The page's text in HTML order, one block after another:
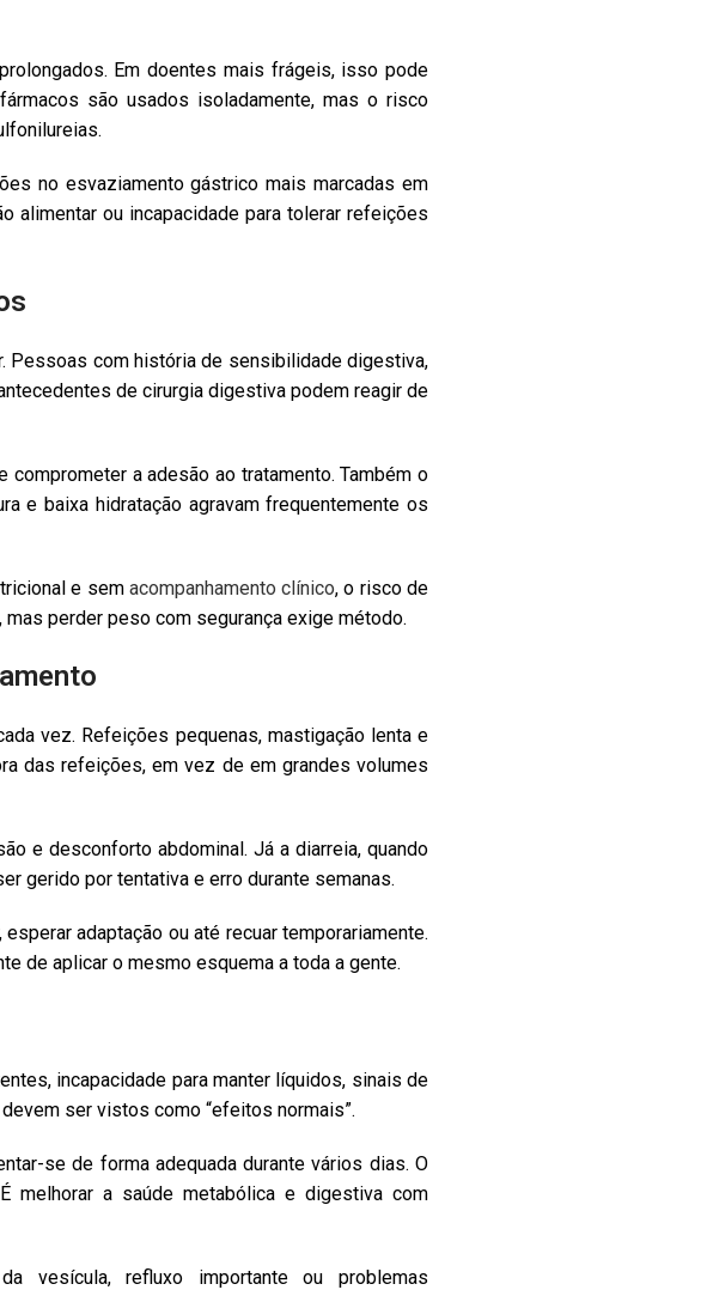
Em doentes mais frágeis, isso pode
são usados isoladamente, mas o risco
no esvaziamento gástrico mais marcadas em
alimentar ou incapacidade para tolerar refeições
Pessoas com história de sensibilidade digestiva,
de cirurgia digestiva podem reagir de
a adesão ao tratamento. Também o
e baixa hidratação agravam frequentemente os
e sem acompanhamento clínico, o risco de
perder peso com segurança exige método.
vez. Refeições pequenas, mastigação lenta e
das refeições, em vez de em grandes volumes
e desconforto abdominal. Já a diarreia, quando
gerido por tentativa e erro durante semanas.
adaptação ou até recuar temporariamente.
de aplicar o mesmo esquema a toda a gente.
incapacidade para manter líquidos, sinais de
ser vistos como “efeitos normais”.
se de forma adequada durante vários dias. O
melhorar a saúde metabólica e digestiva com
vesícula, refluxo importante ou problemas